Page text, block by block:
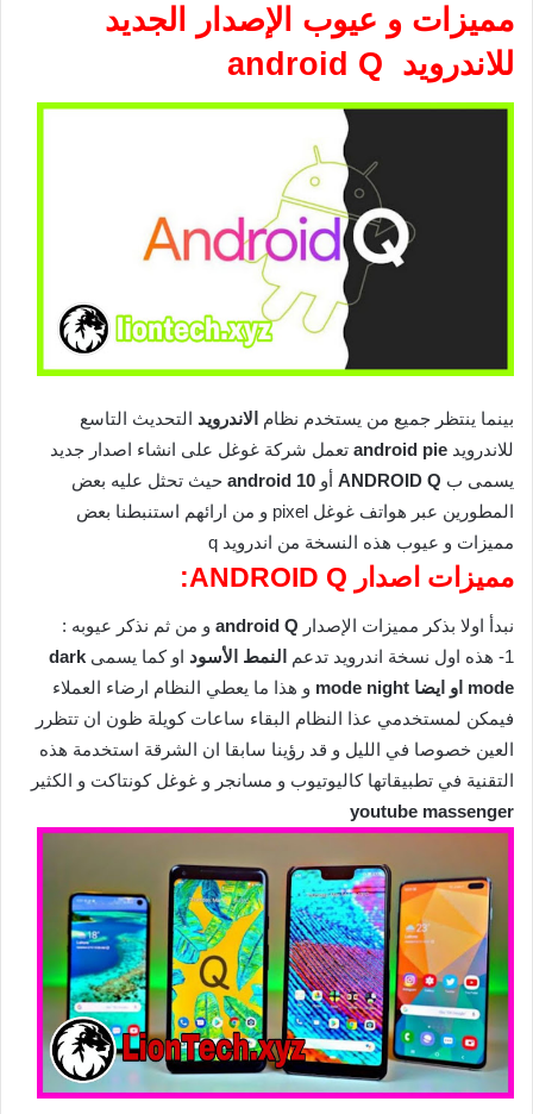
مميزات و عيوب الإصدار الجديد
للاندرويد android Q
بينما ينتظر جميع من يستخدم نظام الاندرويد التحديث التاسع
للاندرويد android pie تعمل شركة غوغل على انشاء اصدار جديد
يسمى ب ANDROID Q أو android 10 حيث تحثل عليه بعض
المطورين عبر هواتف غوغل pixel و من ارائهم استنبطنا بعض
مميزات و عيوب هذه النسخة من اندرويد q
مميزات اصدار ANDROID Q:
نبدأ اولا بذكر مميزات الإصدار android Q و من ثم نذكر عيوبه :
1- هذه اول نسخة اندرويد تدعم
النمط الأسود او كما يسمى dark
mode او ايضا mode night
و هذا ما يعطي النظام ارضاء العملاء
فيمكن لمستخدمي عذا النظام البقاء ساعات كويلة ظون ان تتظرر
العين خصوصا في الليل و قد رؤينا سابقا ان الشرقة استخدمة هذه
التقنية في تطبيقاتها كاليوتيوب و مسانجر و غوغل كونتاكت و الكثير
youtube massenger